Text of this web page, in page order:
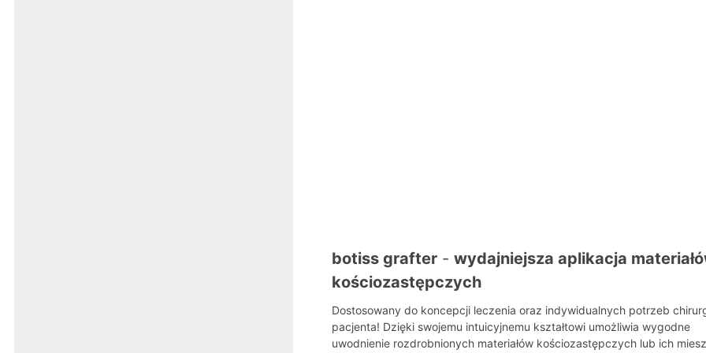
botiss grafter - wydajniejsza aplikacja
kościozastępczych
Dostosowany do koncepcji leczenia oraz indywidualnych potrzeb
pacjenta! Dzięki swojemu intuicyjnemu kształtowi umożliwia wygodne
uwodnienie rozdrobnionych materiałów kościozastępczych lub ich